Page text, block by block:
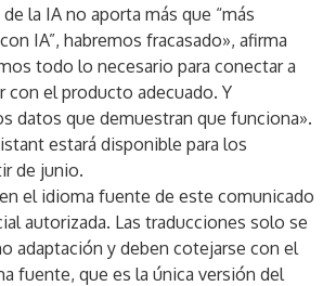
la IA no aporta más que “más
IA”, habremos fracasado», afirma
todo lo necesario para conectar a
con el producto adecuado. Y
datos que demuestran que funciona».
estará disponible para los
de junio.
el idioma fuente de este comunicado
autorizada. Las traducciones solo se
adaptación y deben cotejarse con el
fuente, que es la única versión del